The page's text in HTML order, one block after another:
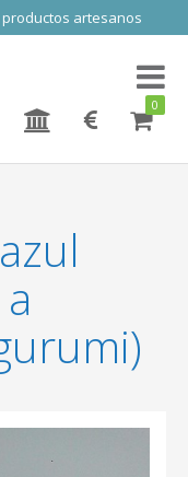
artesanos
Toggle
0